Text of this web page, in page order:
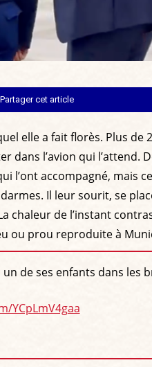
Partager cet article
elle a fait florès. Plus de
l’avion qui
accompagné, mais
Il leur sourit, se
de l’instant
ou prou reproduite à
de ses enfants dans
YCpLmV4gaa